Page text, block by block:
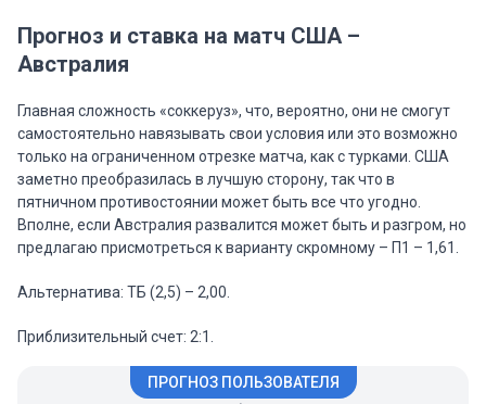
Прогноз и ставка на матч США –
Австралия
Главная сложность «соккеруз», что, вероятно, они не смогут
самостоятельно навязывать свои условия или это возможно
только на ограниченном отрезке матча, как с турками. США
заметно преобразилась в лучшую сторону, так что в
пятничном противостоянии может быть все что угодно.
Вполне, если Австралия развалится может быть и разгром, но
предлагаю присмотреться к варианту скромному – П1 – 1,61.
Альтернатива: ТБ (2,5) – 2,00.
Приблизительный счет: 2:1.
ПРОГНОЗ ПОЛЬЗОВАТЕЛЯ